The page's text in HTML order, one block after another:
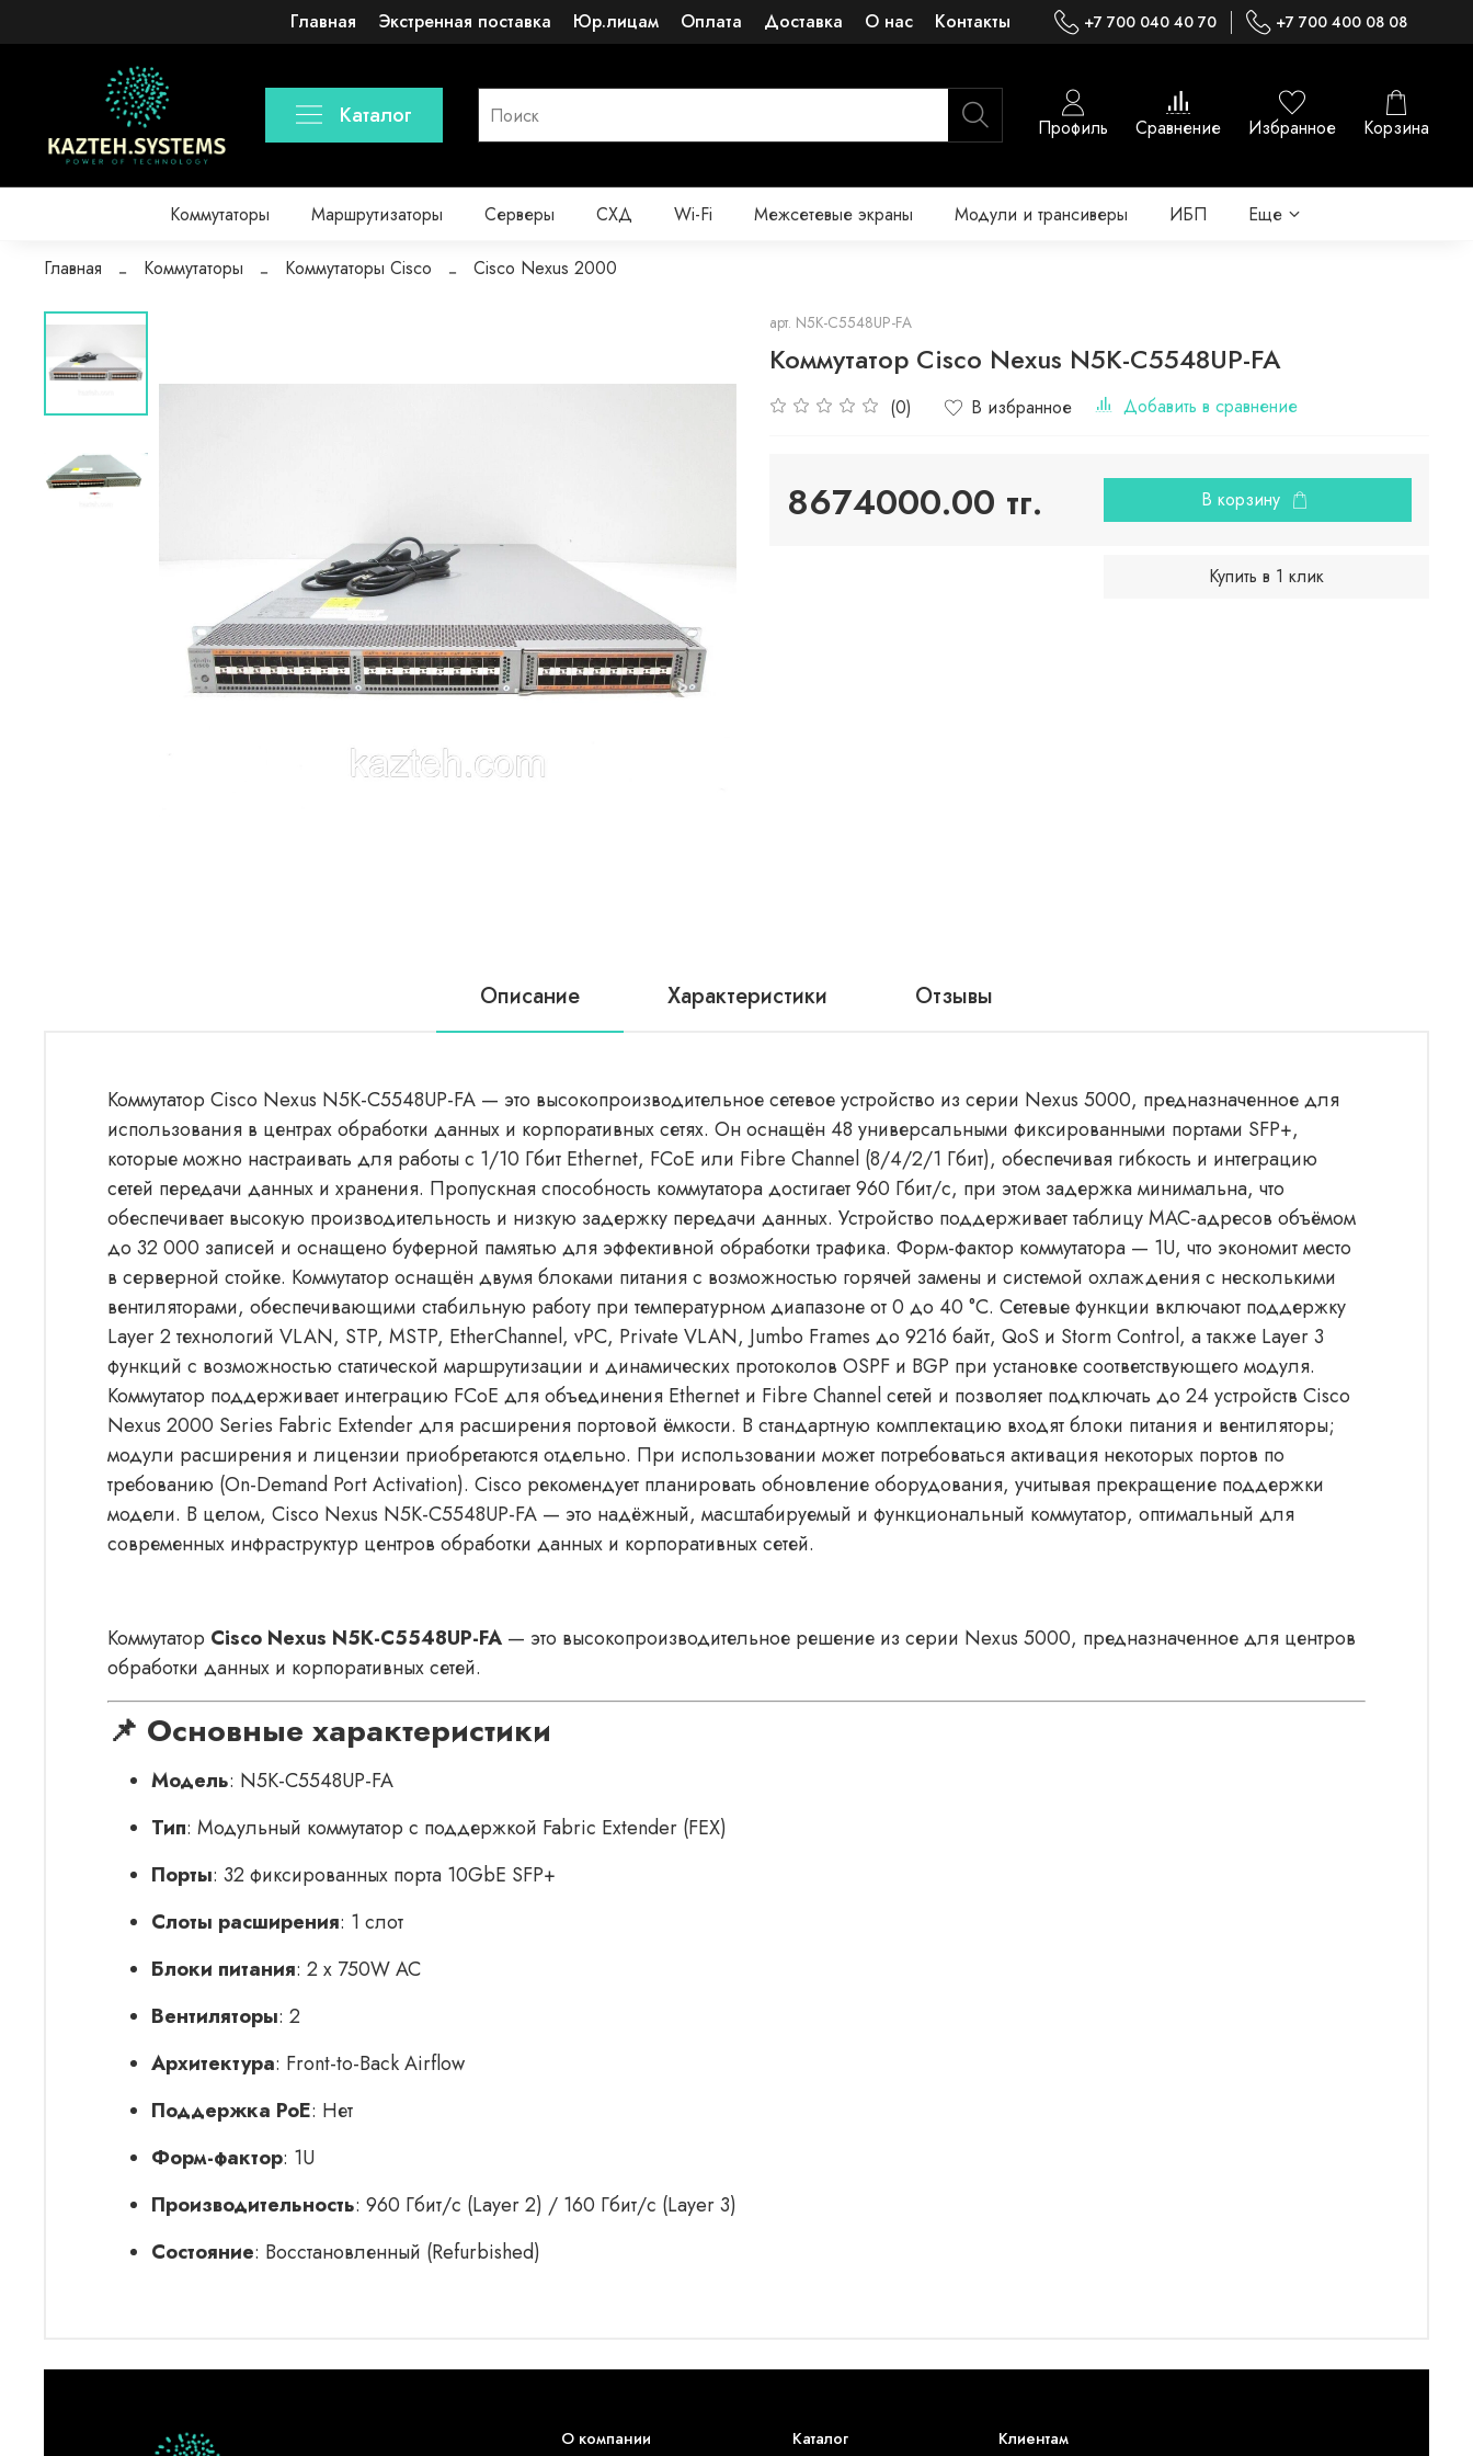
Главная Экстренная поставка Юр.лицам Оплата Доставка О нас Контакты +7 700 040 40 70 +7 700 400 08 08
Каталог Профиль Сравнение Избранное Корзина
Коммутаторы Маршрутизаторы Серверы СХД Wi-Fi Межсетевые экраны Модули и трансиверы ИБП Еще
Главная Коммутаторы Коммутаторы Cisco Cisco Nexus 2000
арт. N5K-C5548UP-FA
Коммутатор Cisco Nexus N5K-C5548UP-FA
(0) В избранное Добавить в сравнение
8674000.00 тг. В корзину
Купить в 1 клик
Описание Характеристики Отзывы
Коммутатор Cisco Nexus N5K-C5548UP-FA — это высокопроизводительное сетевое устройство из серии Nexus 5000, предназначенное для
использования в центрах обработки данных и корпоративных сетях. Он оснащён 48 универсальными фиксированными портами SFP+,
которые можно настраивать для работы с 1/10 Гбит Ethernet, FCoE или Fibre Channel (8/4/2/1 Гбит), обеспечивая гибкость и интеграцию
сетей передачи данных и хранения. Пропускная способность коммутатора достигает 960 Гбит/с, при этом задержка минимальна, что
обеспечивает высокую производительность и низкую задержку передачи данных. Устройство поддерживает таблицу MAC-адресов объёмом
до 32 000 записей и оснащено буферной памятью для эффективной обработки трафика. Форм-фактор коммутатора — 1U, что экономит место
в серверной стойке. Коммутатор оснащён двумя блоками питания с возможностью горячей замены и системой охлаждения с несколькими
вентиляторами, обеспечивающими стабильную работу при температурном диапазоне от 0 до 40 °C. Сетевые функции включают поддержку
Layer 2 технологий VLAN, STP, MSTP, EtherChannel, vPC, Private VLAN, Jumbo Frames до 9216 байт, QoS и Storm Control, а также Layer 3
функций с возможностью статической маршрутизации и динамических протоколов OSPF и BGP при установке соответствующего модуля.
Коммутатор поддерживает интеграцию FCoE для объединения Ethernet и Fibre Channel сетей и позволяет подключать до 24 устройств Cisco
Nexus 2000 Series Fabric Extender для расширения портовой ёмкости. В стандартную комплектацию входят блоки питания и вентиляторы;
модули расширения и лицензии приобретаются отдельно. При использовании может потребоваться активация некоторых портов по
требованию (On-Demand Port Activation). Cisco рекомендует планировать обновление оборудования, учитывая прекращение поддержки
модели. В целом, Cisco Nexus N5K-C5548UP-FA — это надёжный, масштабируемый и функциональный коммутатор, оптимальный для
современных инфраструктур центров обработки данных и корпоративных сетей.
Коммутатор Cisco Nexus N5K-C5548UP-FA — это высокопроизводительное решение из серии Nexus 5000, предназначенное для центров
обработки данных и корпоративных сетей.
📌 Основные характеристики
Модель: N5K-C5548UP-FA
Тип: Модульный коммутатор с поддержкой Fabric Extender (FEX)
Порты: 32 фиксированных порта 10GbE SFP+
Слоты расширения: 1 слот
Блоки питания: 2 x 750W AC
Вентиляторы: 2
Архитектура: Front-to-Back Airflow
Поддержка PoE: Нет
Форм-фактор: 1U
Производительность: 960 Гбит/с (Layer 2) / 160 Гбит/с (Layer 3)
Состояние: Восстановленный (Refurbished)
О компании Каталог Клиентам